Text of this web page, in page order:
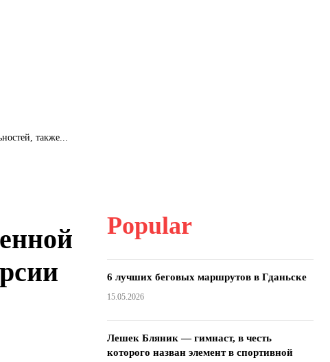
также...
Popular
6 лучших беговых маршрутов в Гданьске
15.05.2026
Лешек Бляник — гимнаст, в честь
которого назван элемент в спортивной